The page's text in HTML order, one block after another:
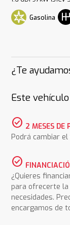
Gasolina
¿Te
Este
check_circle 2 MESES
Podrá cambiar
check_circle
¿Quieres
para ofrecerte la
necesidades.
encargamos de